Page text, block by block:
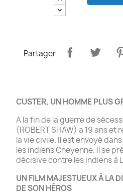
Partager
CUSTER, UN HOMME PLUS
A la fin de la guerre de
(ROBERT SHAW) a 19 ans
la vie civile. Il est envoyé
les indiens Cheyenne. Il se
décisive contre les indiens à
UN FILM MAJESTUEUX À LA
DE SON HÉROS